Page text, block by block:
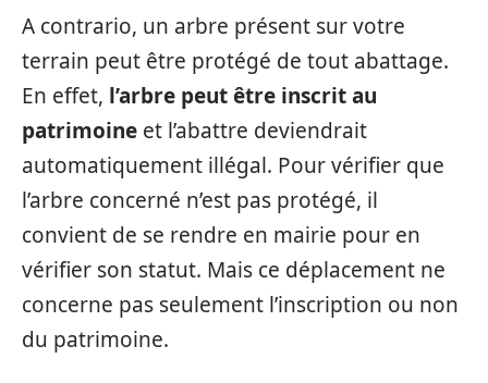
A contrario, un arbre présent sur votre
terrain peut être protégé de tout abattage.
En effet, l’arbre peut être inscrit au
patrimoine et l’abattre deviendrait
automatiquement illégal. Pour vérifier que
l’arbre concerné n’est pas protégé, il
convient de se rendre en mairie pour en
vérifier son statut. Mais ce déplacement ne
concerne pas seulement l’inscription ou non
du patrimoine.